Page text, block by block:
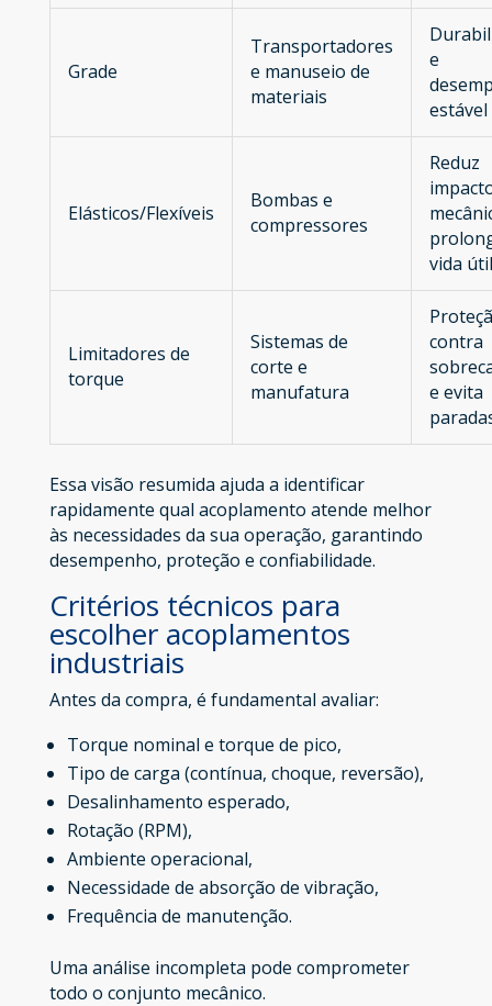
Grade
Transportadores
e manuseio de
materiais
e
estável
Elásticos/Flexíveis
Bombas e
compressores
Reduz
vida útil
Limitadores de
torque
Sistemas de
corte e
manufatura
contra
e evita
Essa visão resumida ajuda a identificar
rapidamente qual acoplamento atende melhor
às necessidades da sua operação, garantindo
desempenho, proteção e confiabilidade.
Critérios técnicos para
escolher acoplamentos
industriais
Antes da compra, é fundamental avaliar:
Torque nominal e torque de pico,
Tipo de carga (contínua, choque, reversão),
Desalinhamento esperado,
Rotação (RPM),
Ambiente operacional,
Necessidade de absorção de vibração,
Frequência de manutenção.
Uma análise incompleta pode comprometer
todo o conjunto mecânico.